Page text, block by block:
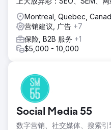
Montreal, Quebec,
营销建议, 广告 +7
保险, B2B 服务 +1
$5,000 - 10,000
Social Media 55
数字营销、社交媒体、搜索